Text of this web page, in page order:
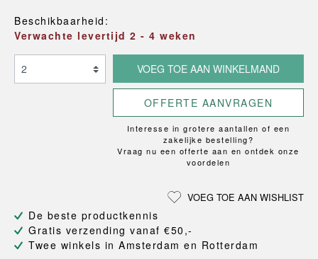
Beschikbaarheid:
Verwachte levertijd 2 - 4 weken
VOEG TOE AAN WINKELMAND
OFFERTE AANVRAGEN
Interesse in grotere aantallen of een
zakelijke bestelling?
Vraag nu een offerte aan en ontdek onze
voordelen
VOEG TOE AAN WISHLIST
De beste productkennis
Gratis verzending vanaf €50,-
Twee winkels in Amsterdam en Rotterdam